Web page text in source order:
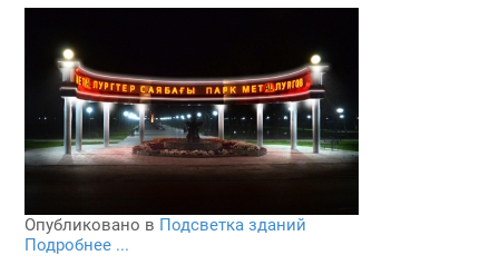
Опубликовано в Подсветка зданий
Подробнее ...